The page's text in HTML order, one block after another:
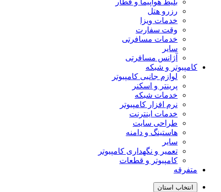
بلیط هواپیما و قطار
رزرو هتل
خدمات ویزا
وقت سفارت
خدمات مسافرتی
سایر
آژانس مسافرتی
کامپیوتر و شبکه
لوازم جانبی کامپیوتر
پرینتر و اسکنر
خدمات شبکه
نرم افزار کامپیوتر
خدمات اینترنت
طراحی سایت
هاستینگ و دامنه
سایر
تعمیر و نگهداری کامپیوتر
کامپیوتر و قطعات
متفرقه
انتخاب استان